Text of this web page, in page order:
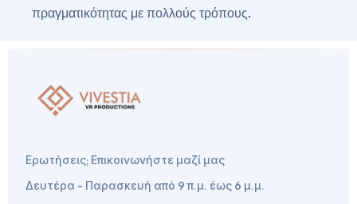
πραγματικότητας με πολλούς τρόπους.
Ερωτήσεις; Επικοινωνήστε μαζί μας
Δευτέρα - Παρασκευή από 9 π.μ. έως 6 μ.μ.